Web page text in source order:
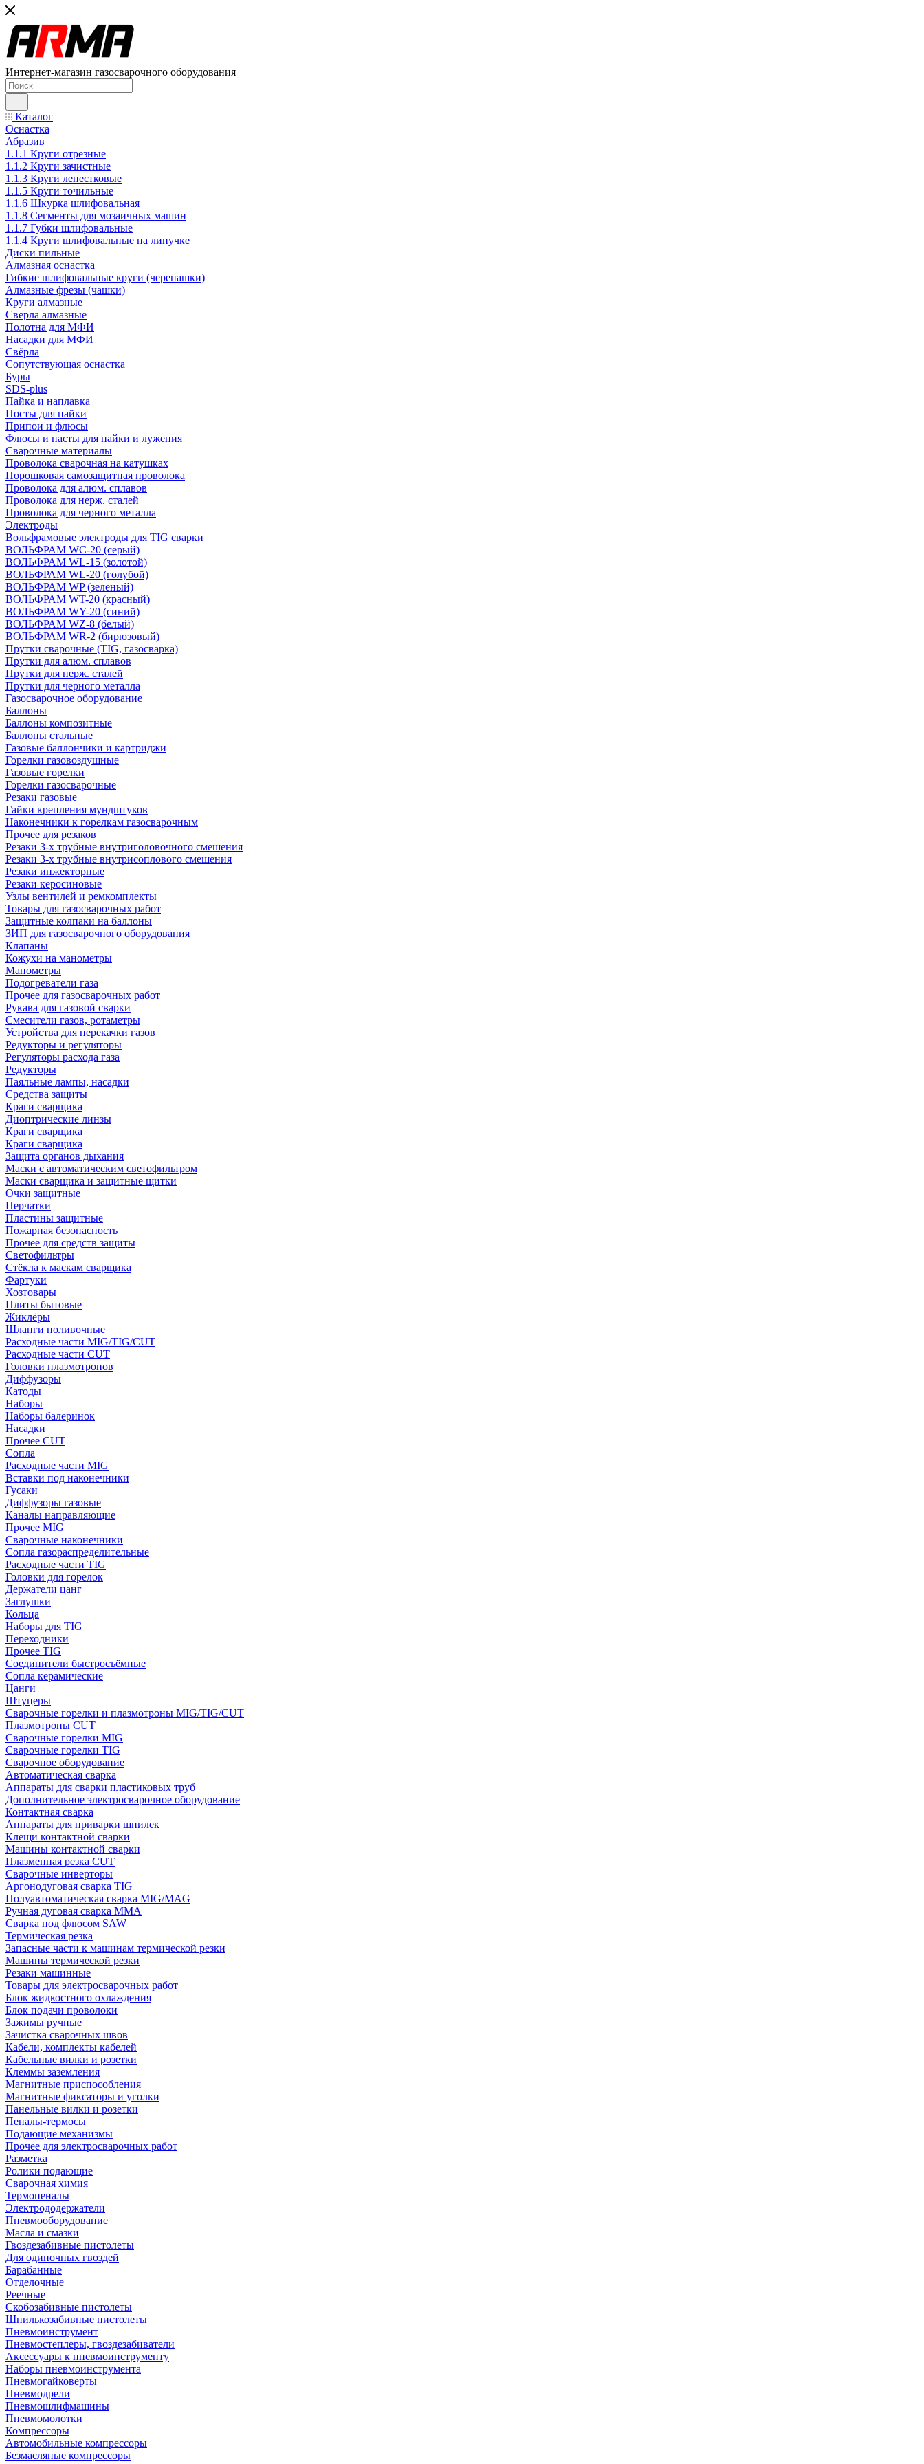
Интернет-магазин газосварочного оборудования
Каталог
Оснастка
Абразив
1.1.1 Круги отрезные
1.1.2 Круги зачистные
1.1.3 Круги лепестковые
1.1.5 Круги точильные
1.1.6 Шкурка шлифовальная
1.1.8 Сегменты для мозаичных машин
1.1.7 Губки шлифовальные
1.1.4 Круги шлифовальные на липучке
Диски пильные
Алмазная оснастка
Гибкие шлифовальные круги (черепашки)
Алмазные фрезы (чашки)
Круги алмазные
Сверла алмазные
Полотна для МФИ
Насадки для МФИ
Свёрла
Сопутствующая оснастка
Буры
SDS-plus
Пайка и наплавка
Посты для пайки
Припои и флюсы
Флюсы и пасты для пайки и лужения
Сварочные материалы
Проволока сварочная на катушках
Порошковая самозащитная проволока
Проволока для алюм. сплавов
Проволока для нерж. сталей
Проволока для черного металла
Электроды
Вольфрамовые электроды для TIG сварки
ВОЛЬФРАМ WC-20 (серый)
ВОЛЬФРАМ WL-15 (золотой)
ВОЛЬФРАМ WL-20 (голубой)
ВОЛЬФРАМ WP (зеленый)
ВОЛЬФРАМ WT-20 (красный)
ВОЛЬФРАМ WY-20 (синий)
ВОЛЬФРАМ WZ-8 (белый)
ВОЛЬФРАМ WR-2 (бирюзовый)
Прутки сварочные (TIG, газосварка)
Прутки для алюм. сплавов
Прутки для нерж. сталей
Прутки для черного металла
Газосварочное оборудование
Баллоны
Баллоны композитные
Баллоны стальные
Газовые баллончики и картриджи
Горелки газовоздушные
Газовые горелки
Горелки газосварочные
Резаки газовые
Гайки крепления мундштуков
Наконечники к горелкам газосварочным
Прочее для резаков
Резаки 3-х трубные внутриголовочного смешения
Резаки 3-х трубные внутрисоплового смешения
Резаки инжекторные
Резаки керосиновые
Узлы вентилей и ремкомплекты
Товары для газосварочных работ
Защитные колпаки на баллоны
ЗИП для газосварочного оборудования
Клапаны
Кожухи на манометры
Манометры
Подогреватели газа
Прочее для газосварочных работ
Рукава для газовой сварки
Смесители газов, ротаметры
Устройства для перекачки газов
Редукторы и регуляторы
Регуляторы расхода газа
Редукторы
Паяльные лампы, насадки
Средства защиты
Краги сварщика
Диоптрические линзы
Краги сварщика
Краги сварщика
Защита органов дыхания
Маски с автоматическим светофильтром
Маски сварщика и защитные щитки
Очки защитные
Перчатки
Пластины защитные
Пожарная безопасность
Прочее для средств защиты
Светофильтры
Стёкла к маскам сварщика
Фартуки
Хозтовары
Плиты бытовые
Жиклёры
Шланги поливочные
Расходные части MIG/TIG/CUT
Расходные части CUT
Головки плазмотронов
Диффузоры
Катоды
Наборы
Наборы балеринок
Насадки
Прочее CUT
Сопла
Расходные части MIG
Вставки под наконечники
Гусаки
Диффузоры газовые
Каналы направляющие
Прочее MIG
Сварочные наконечники
Сопла газораспределительные
Расходные части TIG
Головки для горелок
Держатели цанг
Заглушки
Кольца
Наборы для TIG
Переходники
Прочее TIG
Соединители быстросъёмные
Сопла керамические
Цанги
Штуцеры
Сварочные горелки и плазмотроны MIG/TIG/CUT
Плазмотроны CUT
Сварочные горелки MIG
Сварочные горелки TIG
Сварочное оборудование
Автоматическая сварка
Аппараты для сварки пластиковых труб
Дополнительное электросварочное оборудование
Контактная сварка
Аппараты для приварки шпилек
Клещи контактной сварки
Машины контактной сварки
Плазменная резка CUT
Сварочные инверторы
Аргонодуговая сварка TIG
Полуавтоматическая сварка MIG/MAG
Ручная дуговая сварка MMA
Сварка под флюсом SAW
Термическая резка
Запасные части к машинам термической резки
Машины термической резки
Резаки машинные
Товары для электросварочных работ
Блок жидкостного охлаждения
Блок подачи проволоки
Зажимы ручные
Зачистка сварочных швов
Кабели, комплекты кабелей
Кабельные вилки и розетки
Клеммы заземления
Магнитные приспособления
Магнитные фиксаторы и уголки
Панельные вилки и розетки
Пеналы-термосы
Подающие механизмы
Прочее для электросварочных работ
Разметка
Ролики подающие
Сварочная химия
Термопеналы
Электрододержатели
Пневмооборудование
Масла и смазки
Гвоздезабивные пистолеты
Для одиночных гвоздей
Барабанные
Отделочные
Реечные
Скобозабивные пистолеты
Шпилькозабивные пистолеты
Пневмоинструмент
Пневмостеплеры, гвоздезабиватели
Аксессуары к пневмоинструменту
Наборы пневмоинструмента
Пневмогайковерты
Пневмодрели
Пневмошлифмашины
Пневмомолотки
Компрессоры
Автомобильные компрессоры
Безмасляные компрессоры